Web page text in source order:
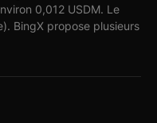
0,012 USDM. Le
BingX propose plusieurs